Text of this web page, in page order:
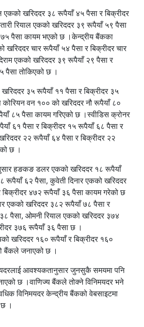
गर्दै नयाँ संकल्पका साथ अघि बढ्न प्रचण्डको आह्वान
सम्बन्ध थप मजबुत बनाउन सहकार्य विस्तारमा जोड
पालना नगरी निजी जग्गामा सडक निर्माण गरिएको भन्दै
दुर्गा प्रसाईं पुनः पक्राउ
केन्द्रबिन्दु भएर ४.४ म्याग्निच्युडको भूकम्प
सडक तीन स्थानमा पहिरो, एकतर्फी मात्र सञ्चालन
थप ६ मागमा गृहमन्त्री गुरुङ सकारात्मक,
ज्यान गुमाएका आरोहीप्रति नेपाल सरकारको
गर्न उपहार योजना, रु. १०० माथिको बिल दर्ता गर्न
भिसा नीति: नेपालीलाई बी–१/बी–२ भिसामा ३० लाख
मनाइयो राष्ट्रिय विभूति वडाकाजी अमरसिंह थापाको
जोगाऔँ, विभाजनको राजनीति असफल बनाऔँ
तराईका जिल्लामा देखिएको तनावप्रति उद्योग वाणिज्य
एकको खरिददर ३८ रूपैयाँ ४५ पैसा र बिक्रीदर
रियाल एकको खरिददर ३९ रूपैयाँ ५९ पैसा
पैसा कायम भएको छ ।केन्द्रीय बैंकका
खरिददर चार रूपैयाँ ५४ पैसा र बिक्रीदर चार
एकको खरिददर ३९ रूपैयाँ २९ पैसा र
पैसा तोकिएको छ ।
३५ रूपैयाँ ११ पैसा र बिक्रीदर ३५
वन १०० को खरिददर नौ रूपैयाँ ८०
८५ पैसा कायम गरिएको छ ।स्वीडिस क्रोनर
६१ पैसा र बिक्रीदर १५ रूपैयाँ ६८ पैसा र
२२ रूपैयाँ ६४ पैसा र बिक्रीदर २२
छ ।
हङकङ डलर एकको खरिददर १८ रूपैयाँ
रूपैयाँ ६२ पैसा, कुवेती दिनार एकको खरिददर
४७२ रूपैयाँ ३६ पैसा कायम गरेको छ
एकको खरिददर ३८२ रूपैयाँ ७८ पैसा र
पैसा, ओमनी रियाल एकको खरिददर ३७४
३७६ रूपैयाँ ३६ पैसा छ ।
खरिददर १६० रूपैयाँ र बिक्रीदर १६०
बैंकले जनाएको छ ।
आवश्यकतानुसार जुनसुकै समयमा पनि
छ ।वाणिज्य बैंकले तोक्ने विनिमयदर भने
विनिमयदर केन्द्रीय बैंकको वेबसाइटमा
।